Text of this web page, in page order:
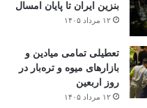
بنزین ایران تا پایان امسال
۱۲ مرداد ۱۴۰۵
تعطیلی تمامی میادین و
بازارهای میوه و تره‌بار در
روز اربعین
۱۲ مرداد ۱۴۰۵